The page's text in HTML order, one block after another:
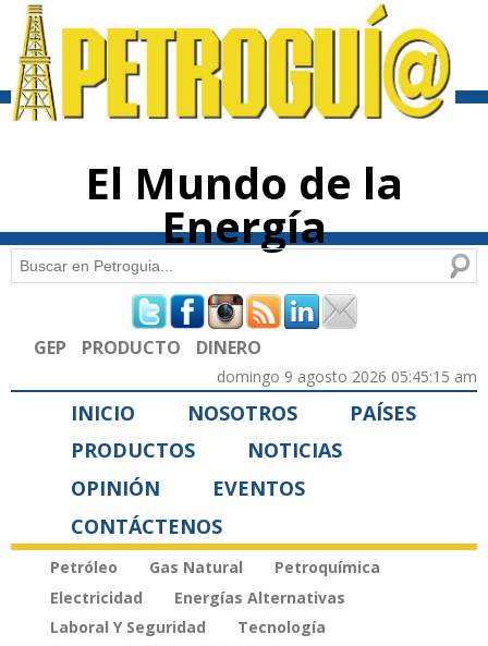
contenido
El Mundo de la
Energía
Formulario de búsqueda
Buscar
GEP PRODUCTO DINERO
domingo 9 agosto 2026 05:45:15 am
INICIO NOSOTROS
PAÍSES
PRODUCTOS
NOTICIAS
OPINIÓN
EVENTOS
CONTÁCTENOS
Petróleo Gas Natural
Petroquímica
Electricidad
Energías Alternativas
Laboral Y Seguridad
Tecnología